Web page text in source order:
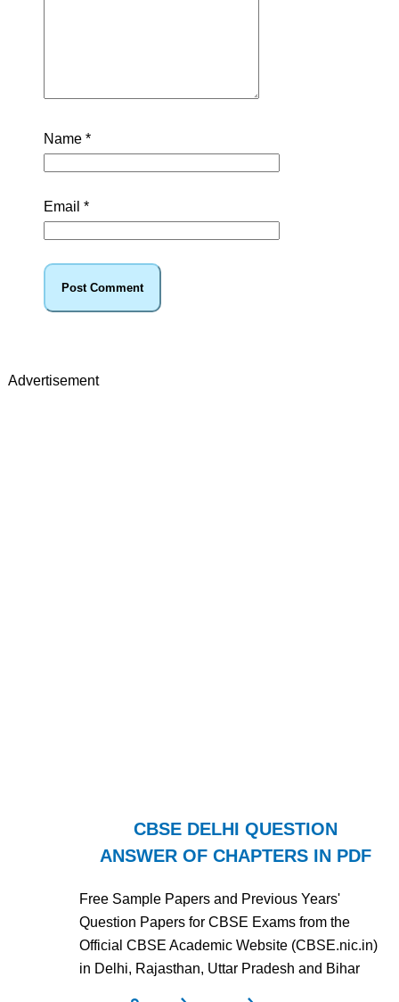
Name *
Email *
Advertisement
CBSE DELHI QUESTION
ANSWER OF CHAPTERS IN PDF
Free Sample Papers and Previous Years'
Question Papers for CBSE Exams from the
Official CBSE Academic Website (CBSE.nic.in)
in Delhi, Rajasthan, Uttar Pradesh and Bihar